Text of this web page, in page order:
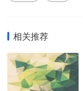
相关推荐